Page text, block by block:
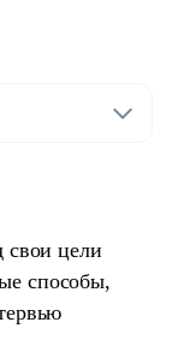
свои цели
способы,